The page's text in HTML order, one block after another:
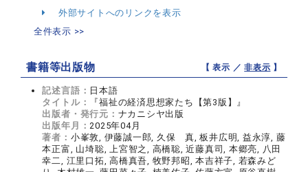
外部サイトへのリンクを表示
全件表示 >>
書籍等出版物 【 表示 ／非表示 】
記述言語： 日本語
タイトル：
『福祉の経済思想家たち【第3版】』
出版者・発行元： ナカニシヤ出版
出版年月：2025年04月
著者： 小峯敦, 伊藤誠一郎, 久保 真, 板井広明, 益永淳, 藤
本正富, 山埼聡, 上宮智之, 高橋聡, 近藤真司, 本郷亮, 八田
幸二, 江里口拓, 高橋真吾, 牧野邦昭, 本吉祥子, 若森みど